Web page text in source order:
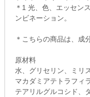
＊1 光、色、エッセン
ンビネーション。
＊こちらの商品は、成
原材料
水、グリセリン、ミリ
マカダミアテトラフィ
テアリルグルコシド、